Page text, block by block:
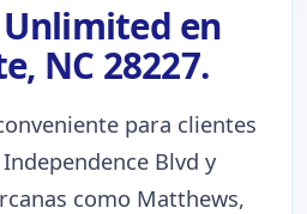
en
NC 28227.
para clientes
Blvd y
como Matthews,